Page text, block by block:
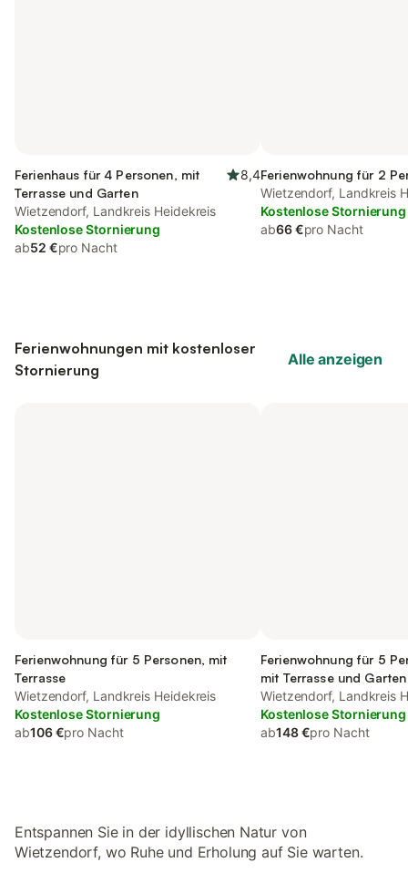
Ferienhaus für 4 Personen, mit
Terrasse und Garten
8,4
Wietzendorf, Landkreis Heidekreis
Kostenlose Stornierung
ab52 €pro Nacht
Ferienwohnung für 2
Wietzendorf, Landkreis
Kostenlose Stornierung
ab66 €pro Nacht
Ferienwohnungen mit kostenloser
Stornierung
Alle anzeigen
Ferienwohnung für 5 Personen, mit
Terrasse
Wietzendorf, Landkreis Heidekreis
Kostenlose Stornierung
ab106 €pro Nacht
Ferienwohnung für 5
mit Terrasse und Garten
Wietzendorf, Landkreis
Kostenlose Stornierung
ab148 €pro Nacht
Entspannen Sie in der idyllischen Natur von
Wietzendorf, wo Ruhe und Erholung auf Sie warten.